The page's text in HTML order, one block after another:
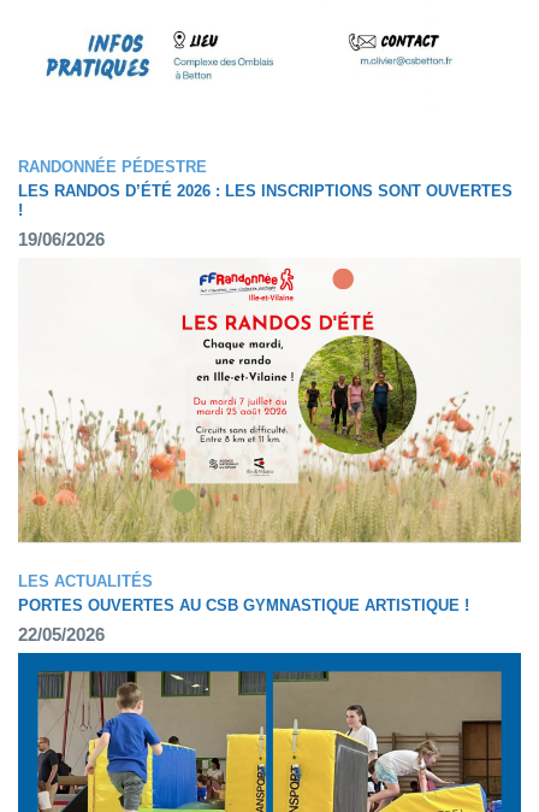
RANDONNÉE PÉDESTRE
LES RANDOS D’ÉTÉ 2026 : LES INSCRIPTIONS SONT OUVERTES
!
19/06/2026
LES ACTUALITÉS
PORTES OUVERTES AU CSB GYMNASTIQUE ARTISTIQUE !
22/05/2026